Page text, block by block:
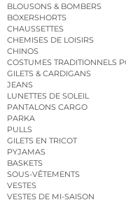
BLOUSONS & BOMBERS
BOXERSHORTS
CHAUSSETTES
CHEMISES DE LOISIRS
CHINOS
COSTUMES TRADITIONNELS
GILETS & CARDIGANS
JEANS
LUNETTES DE SOLEIL
PANTALONS CARGO
PARKA
PULLS
GILETS EN TRICOT
PYJAMAS
BASKETS
SOUS-VÊTEMENTS
VESTES
VESTES DE MI-SAISON